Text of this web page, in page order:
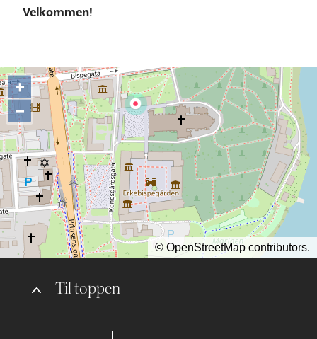
Velkommen!
Til toppen
+
−
© OpenStreetMap contributors.